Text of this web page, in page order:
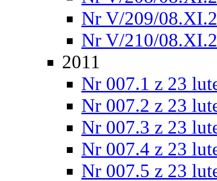
Nr V/209/
Nr V/210/
2011
Nr 007.1 z 23
Nr 007.2 z 23
Nr 007.3 z 23
Nr 007.4 z 23
Nr 007.5 z 23